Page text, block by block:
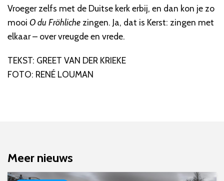
Vroeger zelfs met de Duitse kerk erbij, en dan kon je zo
mooi O du Fröhliche zingen. Ja, dat is Kerst: zingen met
elkaar – over vreugde en vrede.
TEKST: GREET VAN DER KRIEKE
FOTO: RENÉ LOUMAN
Meer nieuws